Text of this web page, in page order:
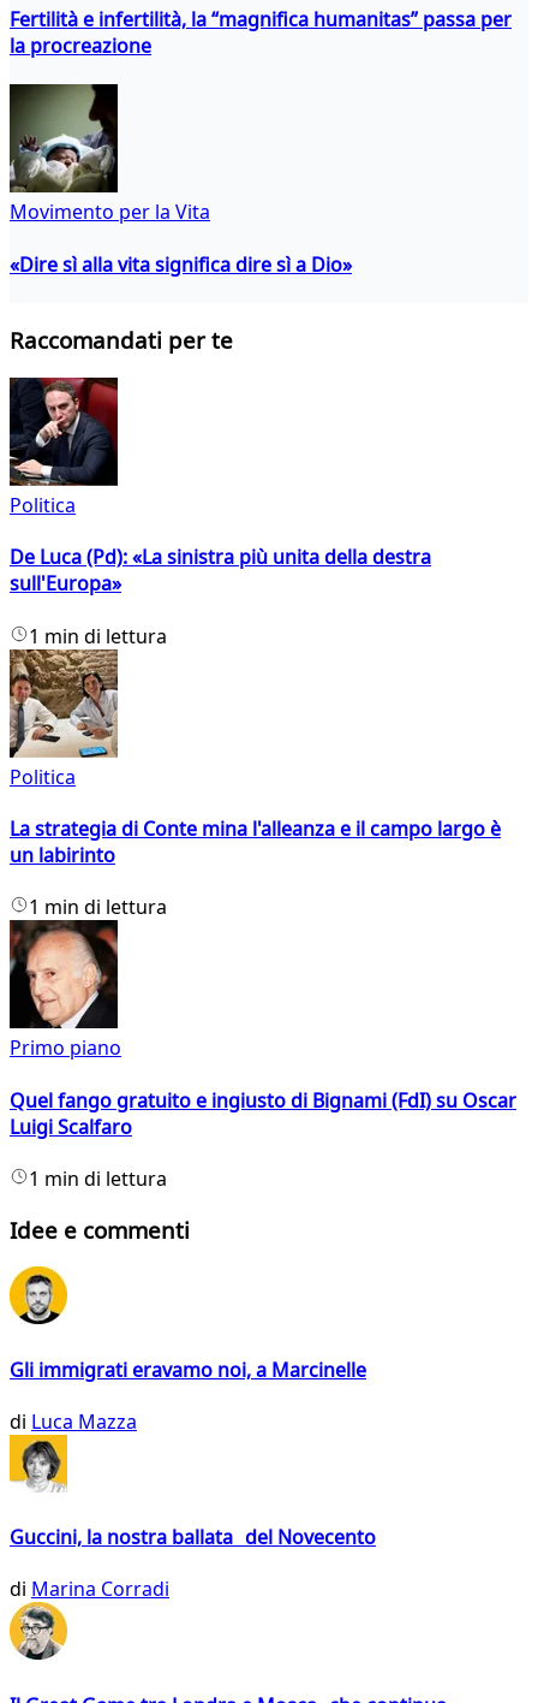
Fertilità e infertilità, la “magnifica humanitas” passa per
la procreazione
Movimento per la Vita
«Dire sì alla vita significa dire sì a Dio»
Raccomandati per te
Politica
De Luca (Pd): «La sinistra più unita della destra
sull'Europa»
1 min di lettura
Politica
La strategia di Conte mina l'alleanza e il campo largo è
un labirinto
1 min di lettura
Primo piano
Quel fango gratuito e ingiusto di Bignami (FdI) su Oscar
Luigi Scalfaro
1 min di lettura
Idee e commenti
Gli immigrati eravamo noi, a Marcinelle
di Luca Mazza
Guccini, la nostra ballata del Novecento
di Marina Corradi